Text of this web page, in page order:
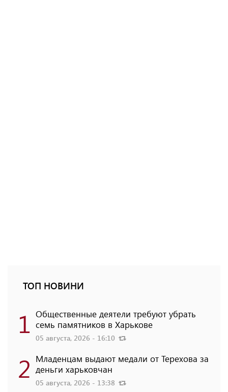
ТОП НОВИНИ
1 Общественные деятели требуют убрать
семь памятников в Харькове
05 августа, 2026 - 16:10
2 Младенцам выдают медали от Терехова за
деньги харьковчан
05 августа, 2026 - 13:38